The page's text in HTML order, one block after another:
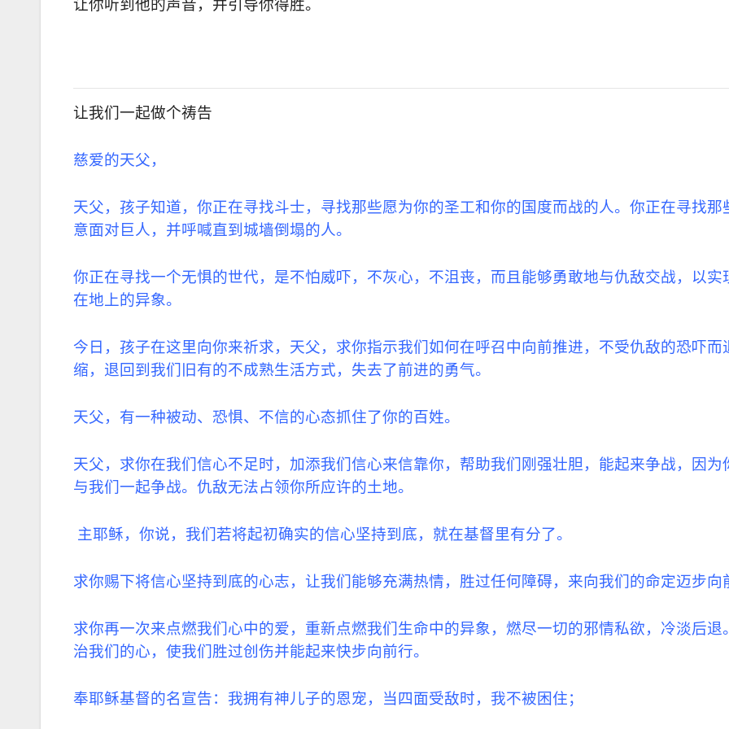
让你听到他的声音，并引导你得胜。
让我们一起做个祷告
慈爱的天父，
天父，孩子知道，你正在寻找斗士，寻找那些愿为你的圣工和你的国度而战的人。你正在寻找那
意面对巨人，并呼喊直到城墙倒塌的人。
你正在寻找一个无惧的世代，是不怕威吓，不灰心，不沮丧，而且能够勇敢地与仇敌交战，以实
在地上的异象。
今日，孩子在这里向你来祈求，天父，求你指示我们如何在呼召中向前推进，不受仇敌的恐吓而
缩，退回到我们旧有的不成熟生活方式，失去了前进的勇气。
天父，有一种被动、恐惧、不信的心态抓住了你的百姓。
天父，求你在我们信心不足时，加添我们信心来信靠你，帮助我们刚强壮胆，能起来争战，因为
与我们一起争战。仇敌无法占领你所应许的土地。
主耶稣，你说，我们若将起初确实的信心坚持到底，就在基督里有分了。
求你赐下将信心坚持到底的心志，让我们能够充满热情，胜过任何障碍，来向我们的命定迈步向
求你再一次来点燃我们心中的爱，重新点燃我们生命中的异象，燃尽一切的邪情私欲，冷淡后退
治我们的心，使我们胜过创伤并能起来快步向前行。
奉耶稣基督的名宣告：我拥有神儿子的恩宠，当四面受敌时，我不被困住；